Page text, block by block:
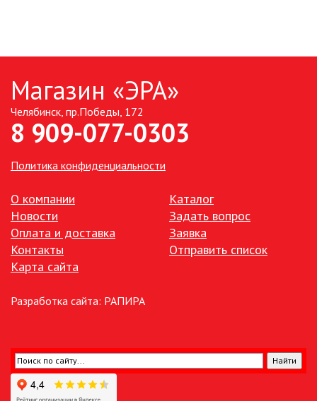
НОВОГОДНЕЕ ОСВЕЩЕНИЕ
ПАЯЛЬНОЕ ОБОРУДОВАНИЕ
ПОРТАТИВНЫЕ СОЛНЕЧНЫЕ
ЭЛЕКТРОСТАНЦИИ
РАЗЪЕМЫ И УДЛИНИТЕЛИ,
ТРОЙНИКИ И КОЛОДКИ, ВИЛКИ
Магазин «ЭРА»
Челябинск, пр.Победы, 172
8 909-077-0303
Политика конфиденциальности
О компании
Новости
Оплата и доставка
Контакты
Карта сайта
Каталог
Задать вопрос
Заявка
Отправить список
Разработка сайта: РАПИРА